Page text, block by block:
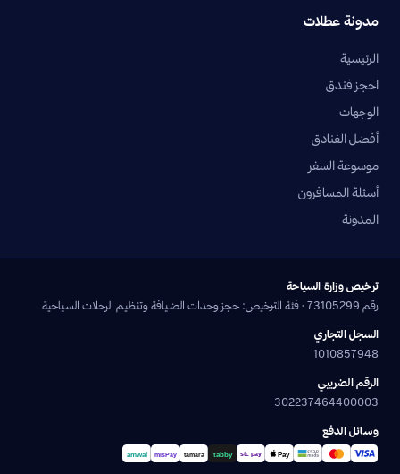
مدونة عطلات
الرئيسية
احجز فندق
الوجهات
أفضل الفنادق
موسوعة السفر
أسئلة المسافرون
المدونة
ترخيص وزارة السياحة
رقم 73105299 · فئة الترخيص: حجز وحدات الضيافة وتنظيم الرحلات السياحية
السجل التجاري
1010857948
الرقم الضريبي
302237464400003
وسائل الدفع